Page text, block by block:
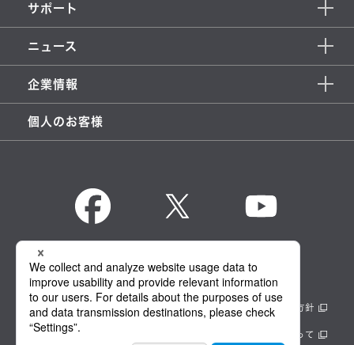
サポート
ニュース
企業情報
個人のお客様
KENWOOD Global
情報セキュリティ基本方針 製品安全に関する基本方針
正しい表示への取り組み サイトのご利用にあたって